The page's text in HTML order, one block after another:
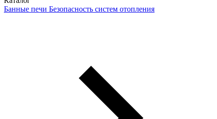
Банные печи Безопасность систем отопления